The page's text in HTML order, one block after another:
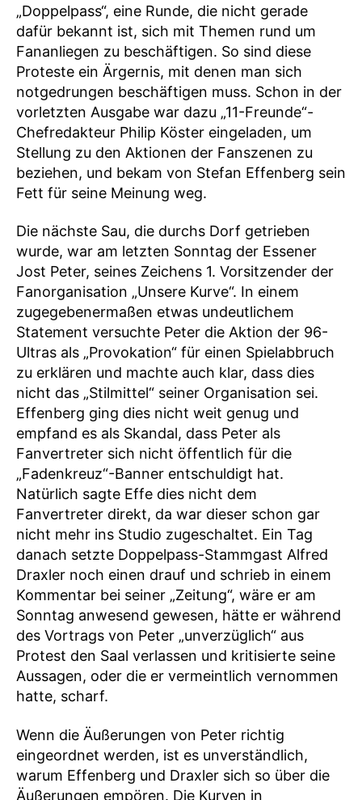
„Doppelpass“, eine Runde, die nicht gerade
dafür bekannt ist, sich mit Themen rund um
Fananliegen zu beschäftigen. So sind diese
Proteste ein Ärgernis, mit denen man sich
notgedrungen beschäftigen muss. Schon in der
vorletzten Ausgabe war dazu „11-Freunde“-
Chefredakteur Philip Köster eingeladen, um
Stellung zu den Aktionen der Fanszenen zu
beziehen, und bekam von Stefan Effenberg sein
Fett für seine Meinung weg.
Die nächste Sau, die durchs Dorf getrieben
wurde, war am letzten Sonntag der Essener
Jost Peter, seines Zeichens 1. Vorsitzender der
Fanorganisation „Unsere Kurve“. In einem
zugegebenermaßen etwas undeutlichem
Statement versuchte Peter die Aktion der 96-
Ultras als „Provokation“ für einen Spielabbruch
zu erklären und machte auch klar, dass dies
nicht das „Stilmittel“ seiner Organisation sei.
Effenberg ging dies nicht weit genug und
empfand es als Skandal, dass Peter als
Fanvertreter sich nicht öffentlich für die
„Fadenkreuz“-Banner entschuldigt hat.
Natürlich sagte Effe dies nicht dem
Fanvertreter direkt, da war dieser schon gar
nicht mehr ins Studio zugeschaltet. Ein Tag
danach setzte Doppelpass-Stammgast Alfred
Draxler noch einen drauf und schrieb in einem
Kommentar bei seiner „Zeitung“, wäre er am
Sonntag anwesend gewesen, hätte er während
des Vortrags von Peter „unverzüglich“ aus
Protest den Saal verlassen und kritisierte seine
Aussagen, oder die er vermeintlich vernommen
hatte, scharf.
Wenn die Äußerungen von Peter richtig
eingeordnet werden, ist es unverständlich,
warum Effenberg und Draxler sich so über die
Äußerungen empören. Die Kurven in